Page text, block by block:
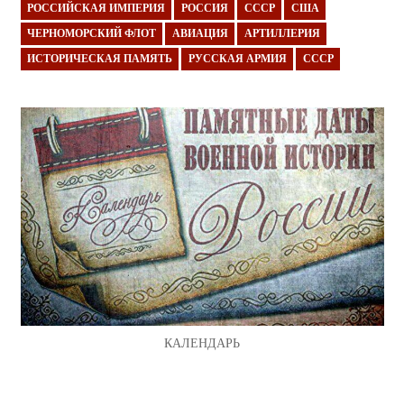
РОССИЙСКАЯ ИМПЕРИЯ РОССИЯ СССР США
ЧЕРНОМОРСКИЙ ФЛОТ АВИАЦИЯ АРТИЛЛЕРИЯ
ИСТОРИЧЕСКАЯ ПАМЯТЬ РУССКАЯ АРМИЯ СССР
КАЛЕНДАРЬ